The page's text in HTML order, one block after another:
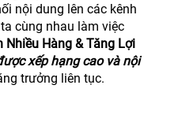
nội dung lên các kênh
cùng nhau làm việc
Nhiều Hàng & Tăng Lợi
xếp hạng cao và nội
trưởng liên tục.